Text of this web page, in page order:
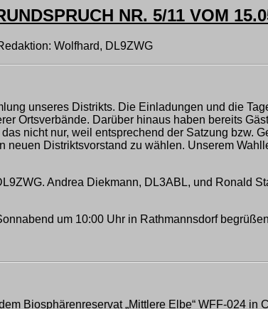
NR. 5/11 VOM
Wolfhard, DL9ZWG
unseres Distrikts. Die Einladungen und die
Ortsverbände. Darüber hinaus haben bereits
nicht nur, weil entsprechend der Satzung bzw.
Distriktsvorstand zu wählen. Unserem
Andrea Diekmann, DL3ABL, und Ronald
um 10:00 Uhr in Rathmannsdorf
Biosphärenreservat „Mittlere Elbe“ WFF-024 in